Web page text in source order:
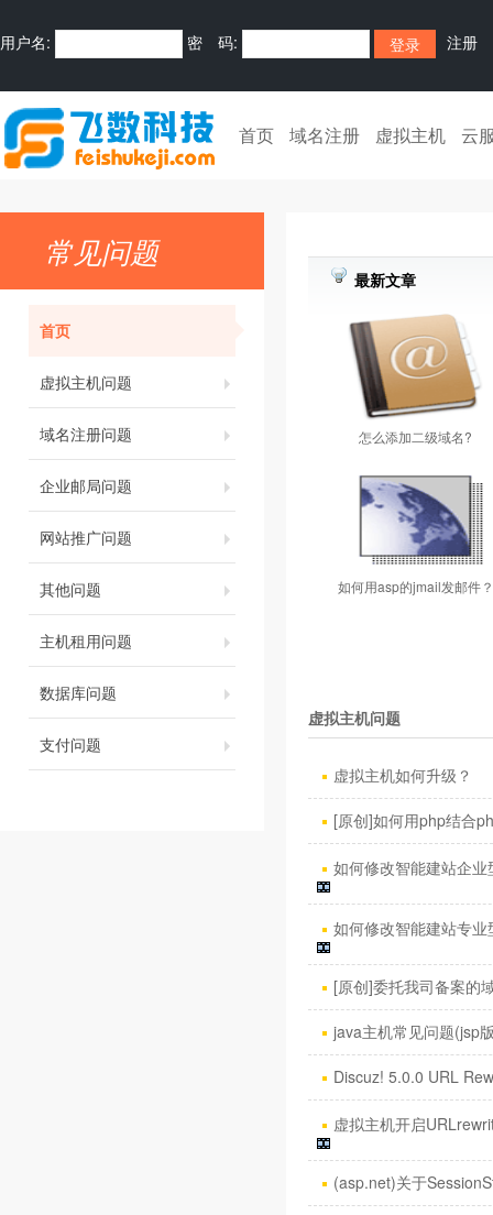
用户名: 密 码: 注册
首页 域名注册 虚拟主机 云
常见问题
首页
虚拟主机问题
域名注册问题
企业邮局问题
网站推广问题
其他问题
主机租用问题
数据库问题
支付问题
最新文章
怎么添加二级域名?
如何用asp的jmail发邮件？
虚拟主机问题
虚拟主机如何升级？
[原创]如何用php结合
如何修改智能建站企
如何修改智能建站专
[原创]委托我司备案的
java主机常见问题(jsp
Discuz! 5.0.0 URL
虚拟主机开启
(asp.net)关于